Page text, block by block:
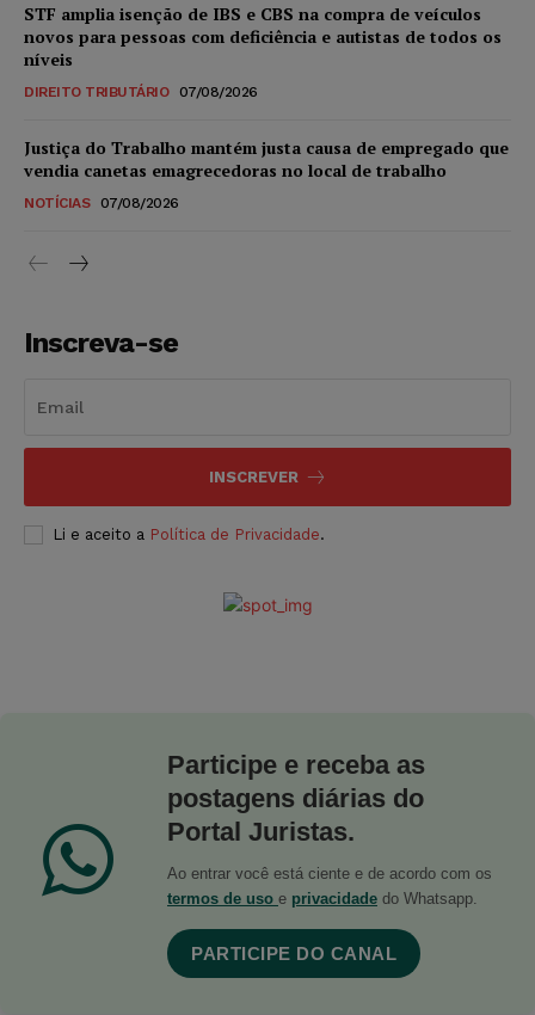
STF amplia isenção de IBS e CBS na compra de veículos
novos para pessoas com deficiência e autistas de todos os
níveis
DIREITO TRIBUTÁRIO 07/08/2026
Justiça do Trabalho mantém justa causa de empregado que
vendia canetas emagrecedoras no local de trabalho
NOTÍCIAS 07/08/2026
Inscreva-se
INSCREVER
Li e aceito a Política de Privacidade.
Participe e receba as
postagens diárias do
Portal Juristas.
Ao entrar você está ciente e de acordo com os
termos de uso e privacidade do Whatsapp.
PARTICIPE DO CANAL